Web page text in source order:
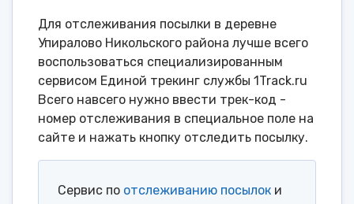
Для отслеживания посылки в деревне
Упиралово Никольского района лучше всего
воспользоваться специализированным
сервисом Единой трекинг службы 1Track.ru
Всего навсего нужно ввести трек-код -
номер отслеживания в специальное поле на
сайте и нажать кнопку отследить посылку.
Сервис по отслеживанию посылок и